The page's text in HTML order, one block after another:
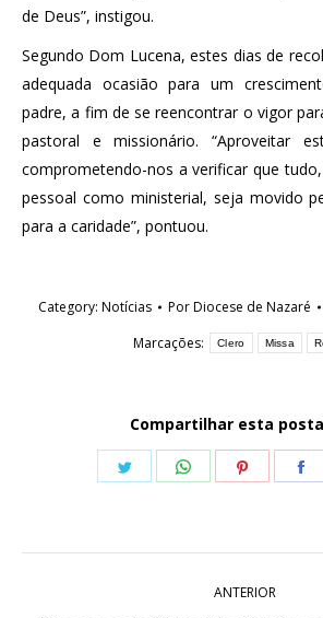
de Deus”, instigou.
Segundo Dom Lucena, estes dias de
adequada ocasião para um
padre, a fim de se reencontrar o vigor
pastoral e missionário. “Aproveitar
comprometendo-nos a verificar que
pessoal como ministerial, seja movido
para a caridade”, pontuou.
Category: Notícias PorDiocese de Nazaré
Marcações:
Clero Missa
Compartilhar esta
Share
Share
Share
ANTERIOR